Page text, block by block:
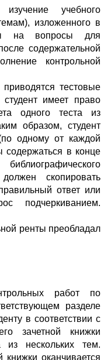
учебного
изложенного в
на вопросы для
содержательной
контрольной
тестовые
имеет право
одного теста из
образом, студент
одному от каждой
в конце
скопировать
ответ или
подчеркиванием.
ренты преобладал
работ по
разделе
в соответствии с
зачетной книжки
нескольких тем.
оканчивается